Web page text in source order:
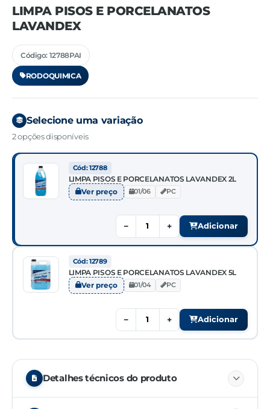
LIMPA PISOS E PORCELANATOS
LAVANDEX
Código: 12788PAI
RODOQUIMICA
Selecione uma variação
2 opções disponíveis
Cód: 12788
LIMPA PISOS E PORCELANATOS LAVANDEX 2L
Ver preço 01/06 PC
− + Adicionar
Cód: 12789
LIMPA PISOS E PORCELANATOS LAVANDEX 5L
Ver preço 01/04 PC
− + Adicionar
Detalhes técnicos do produto